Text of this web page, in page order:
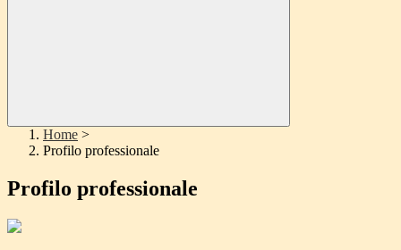
Home >
Profilo professionale
Profilo professionale